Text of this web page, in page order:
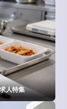
人特集